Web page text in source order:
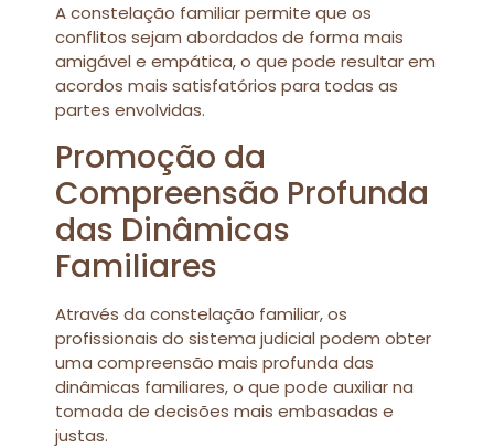
A constelação familiar permite que os
conflitos sejam abordados de forma mais
amigável e empática, o que pode resultar em
acordos mais satisfatórios para todas as
partes envolvidas.
Promoção da
Compreensão Profunda
das Dinâmicas
Familiares
Através da constelação familiar, os
profissionais do sistema judicial podem obter
uma compreensão mais profunda das
dinâmicas familiares, o que pode auxiliar na
tomada de decisões mais embasadas e
justas.